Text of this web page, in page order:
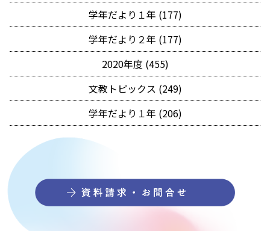
学年だより１年 (177)
学年だより２年 (177)
2020年度 (455)
文教トピックス (249)
学年だより１年 (206)